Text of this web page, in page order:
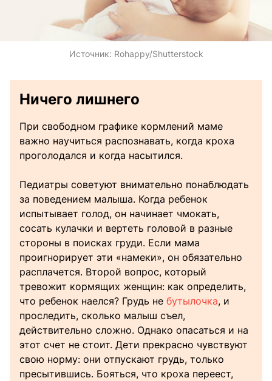
Источник: Rohappy/Shutterstock
Ничего лишнего
При свободном графике кормлений маме
важно научиться распознавать, когда кроха
проголодался и когда насытился.
Педиатры советуют внимательно понаблюдать
за поведением малыша. Когда ребенок
испытывает голод, он начинает чмокать,
сосать кулачки и вертеть головой в разные
стороны в поисках груди. Если мама
проигнорирует эти «намеки», он обязательно
расплачется. Второй вопрос, который
тревожит кормящих женщин: как определить,
что ребенок наелся? Грудь не бутылочка, и
проследить, сколько малыш съел,
действительно сложно. Однако опасаться и на
этот счет не стоит. Дети прекрасно чувствуют
свою норму: они отпускают грудь, только
пресытившись. Бояться, что кроха переест,